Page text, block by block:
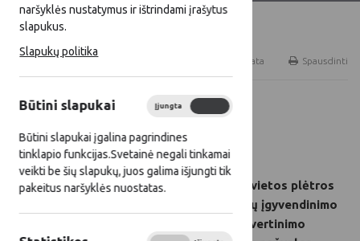
naršyklės nustatymus ir ištrindami įrašytus
slapukus.
Slapukų politika
Būtini slapukai Įjungta
Būtini slapukai įgalina pagrindines
tinklapio funkcijas.Svetainė negali tinkamai
veikti be šių slapukų, juos galima išjungti tik
pakeitus naršyklės nuostatas.
Titulinis
Spausdinti
Naujienų prenumerata
Visos naujienos
2020 07 07
LEADER vietos plėtros
strategijų įgyvendinimo
tarpinio vertinimo